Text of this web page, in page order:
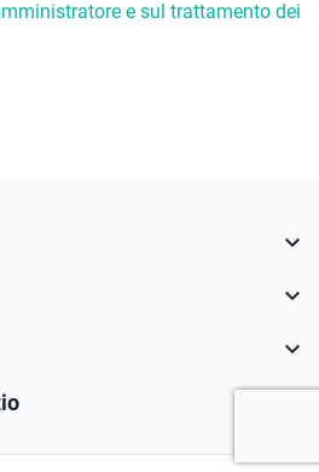
e sul trattamento dei


